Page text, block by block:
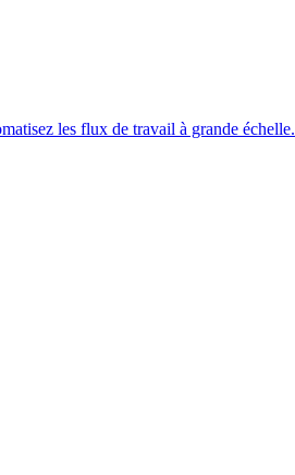
les flux de travail à grande échelle.